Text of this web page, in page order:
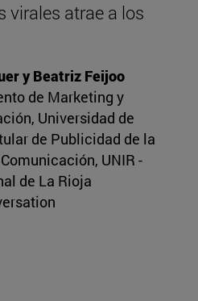
virales atrae a los
y Beatriz Feijoo
de Marketing y
Universidad de
de Publicidad de la
UNIR -
de La Rioja